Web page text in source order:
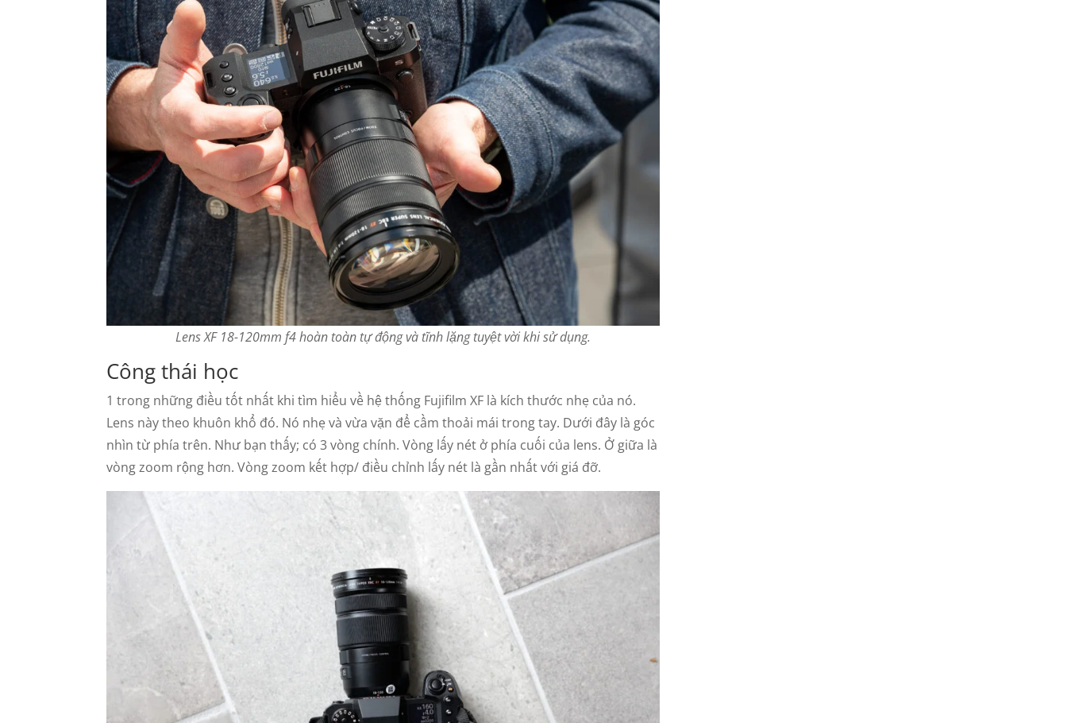
Lens XF 18-120mm f4 hoàn toàn tự động và tĩnh lặng tuyệt vời khi sử dụng.
Công thái học
1 trong những điều tốt nhất khi tìm hiểu về hệ thống Fujifilm XF là kích thước nhẹ của nó.
Lens này theo khuôn khổ đó. Nó nhẹ và vừa vặn để cầm thoải mái trong tay. Dưới đây là góc
nhìn từ phía trên. Như bạn thấy; có 3 vòng chính. Vòng lấy nét ở phía cuối của lens. Ở giữa là
vòng zoom rộng hơn. Vòng zoom kết hợp/ điều chỉnh lấy nét là gần nhất với giá đỡ.